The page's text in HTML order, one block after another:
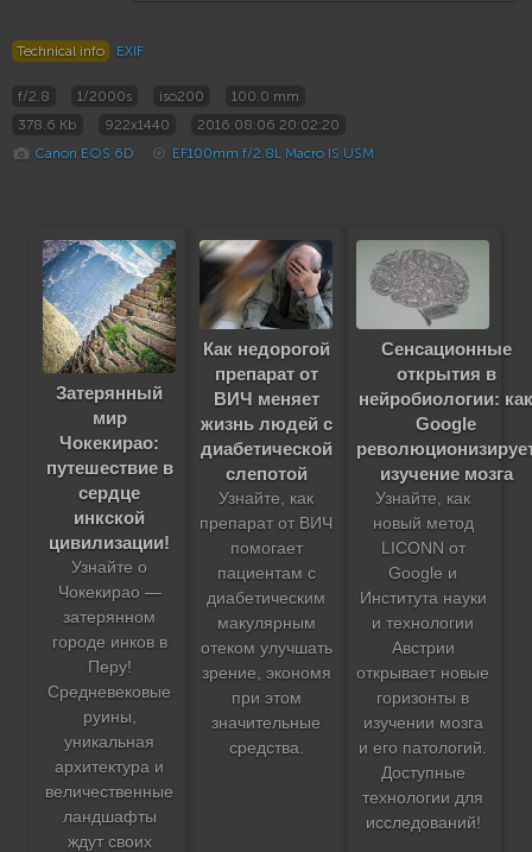
Technical info EXIF
f/2.8 1/2000s iso200
100.0 mm
378.6 Kb
922x1440
2016:08:06 20:02:20
Canon EOS 6D
EF100mm f/2.8L Macro IS USM
Затерянный
мир
Чокекирао:
путешествие в
сердце
инкской
цивилизации!
Узнайте о
Чокекирао —
затерянном
городе инков в
Перу!
Средневековые
руины,
уникальная
архитектура и
величественные
ландшафты
ждут своих
Как недорогой
препарат от
ВИЧ меняет
жизнь людей с
диабетической
слепотой
Узнайте, как
препарат от ВИЧ
помогает
пациентам с
диабетическим
макулярным
отеком улучшать
зрение, экономя
при этом
значительные
средства.
Сенсационные
открытия в
нейробиологии: как
Google
изучение мозга
Узнайте, как
новый метод
LICONN от
Google и
Института науки
и технологии
Австрии
открывает новые
горизонты в
изучении мозга
и его патологий.
Доступные
технологии для
исследований!